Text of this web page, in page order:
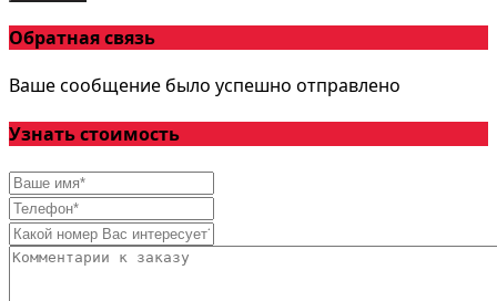
Обратная связь
Ваше сообщение было успешно отправлено
Узнать стоимость